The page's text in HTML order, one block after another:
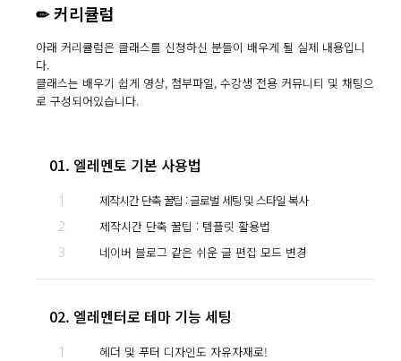
✏ 커리큘럼
아래 커리큘럼은 클래스를 신청하신 분들이 배우게 될 실제 내용입니
다.
클래스는 배우기 쉽게 영상, 첨부파일, 수강생 전용 커뮤니티 및 채팅으
로 구성되어있습니다.
01. 엘레멘토 기본 사용법
1
제작시간 단축 꿀팁 : 글로벌 세팅 및 스타일 복사
2
제작시간 단축 꿀팁 : 템플릿 활용법
3
네이버 블로그 같은 쉬운 글 편집 모드 변경
02. 엘레멘터로 테마 기능 세팅
1
헤더 및 푸터 디자인도 자유자재로!